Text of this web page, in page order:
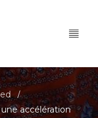
/
accélération